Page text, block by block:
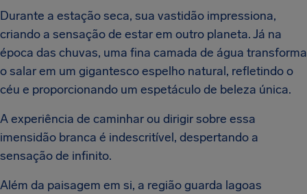
Durante a estação seca, sua vastidão impressiona,
criando a sensação de estar em outro planeta. Já na
época das chuvas, uma fina camada de água transforma
o salar em um gigantesco espelho natural, refletindo o
céu e proporcionando um espetáculo de beleza única.
A experiência de caminhar ou dirigir sobre essa
imensidão branca é indescritível, despertando a
sensação de infinito.
Além da paisagem em si, a região guarda lagoas